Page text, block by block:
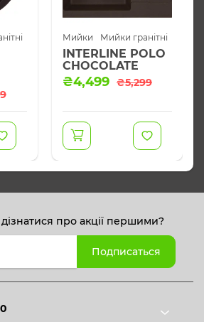
Мийки Мийки гранітні
INTERLINE POLO
CHOCOLATE
₴5,299
Оригінальна
₴4,499
Поточна
про акції першими?